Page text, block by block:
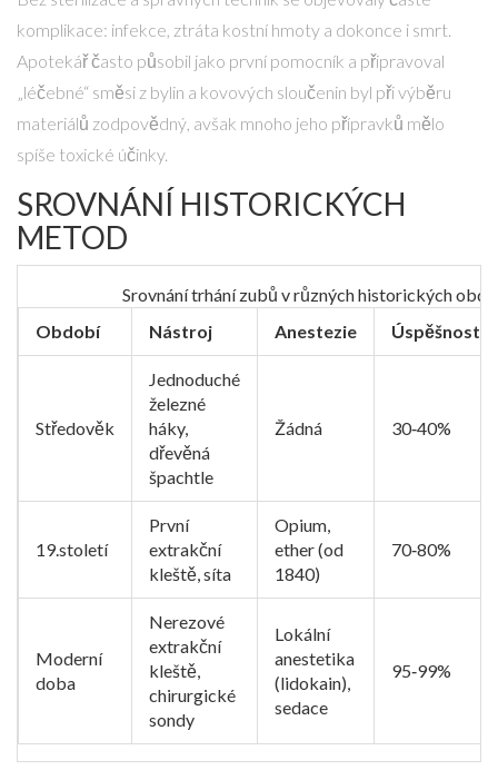
komplikace: infekce, ztráta kostní hmoty a dokonce i smrt.
Apotekářčasto působil jako první pomocník a připravoval
„léčebné“ směsi z bylin a kovových sloučenin byl při výběru
materiálů zodpovědný, avšak mnoho jeho přípravků mělo
spíše toxické účinky.
SROVNÁNÍ HISTORICKÝCH
METOD
Srovnání trhání zubů v různých historických
Období
Nástroj Anestezie Úspěšnost
Středověk
Jednoduché
železné
háky,
dřevěná
špachtle
Žádná 30‑40%
19.století
První
extrakční
kleště, síta
Opium,
ether (od
1840)
70‑80%
Moderní
doba
Nerezové
extrakční
kleště,
chirurgické
sondy
Lokální
anestetika
(lidokain),
sedace
95‑99%